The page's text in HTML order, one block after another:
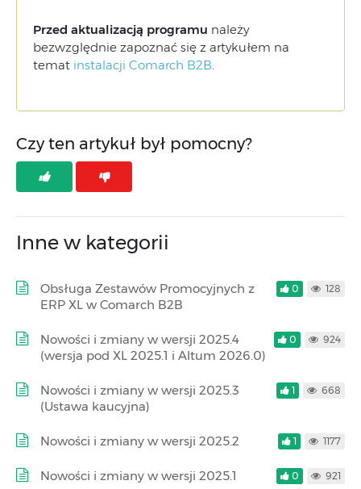
Przed aktualizacją programu należy
bezwzględnie zapoznać się z artykułem na
temat instalacji Comarch B2B
Czy ten artykuł był pomocny?
Inne w kategorii
Obsługa Zestawów Promocyjnych z
ERP XL w Comarch B2B
0 128
Nowości i zmiany w wersji 2025.4
(wersja pod XL 2025.1 i Altum 2026.0)
0 924
Nowości i zmiany w wersji 2025.3
(Ustawa kaucyjna)
1 668
Nowości i zmiany w wersji 2025.2 1 1177
Nowości i zmiany w wersji 2025.1 0 921